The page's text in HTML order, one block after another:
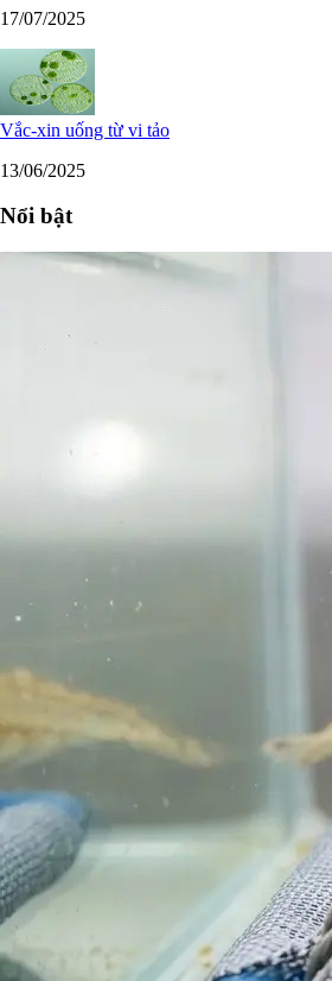
17/07/2025
Vắc-xin uống từ vi tảo
13/06/2025
Nổi bật